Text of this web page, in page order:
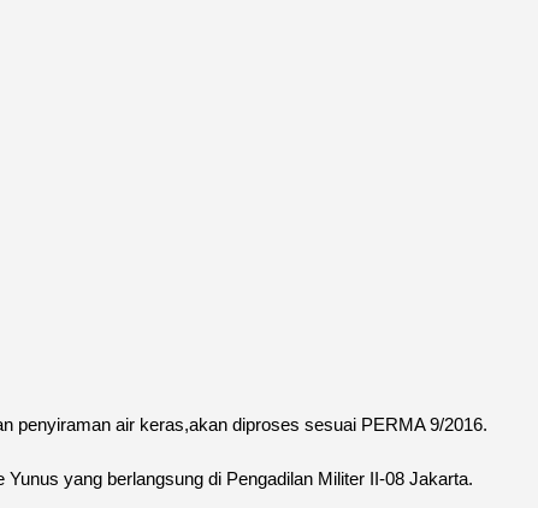
penyiraman air keras,akan diproses sesuai PERMA 9/2016.
yang berlangsung di Pengadilan Militer II-08 Jakarta.